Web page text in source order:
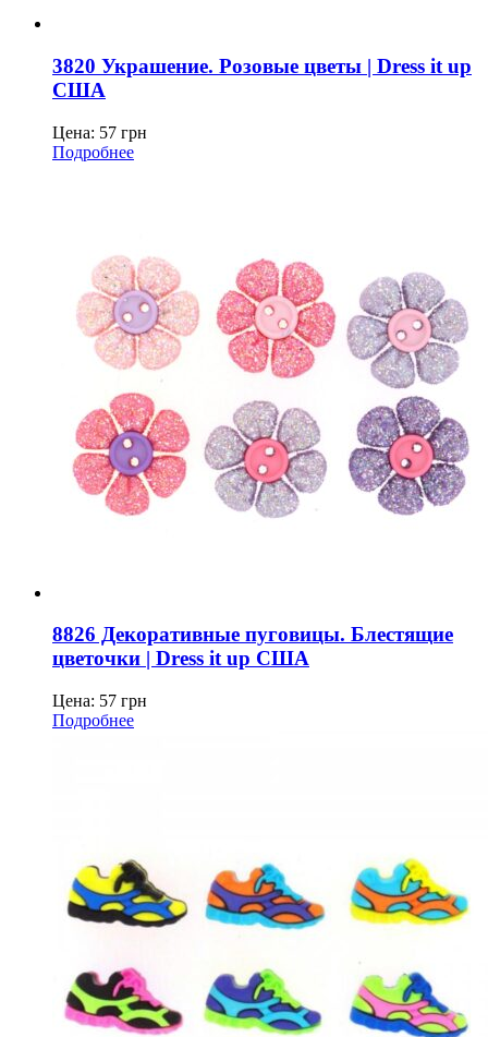
3820 Украшение. Розовые цветы | Dress it up
США
Цена: 57 грн
Подробнее
8826 Декоративные пуговицы. Блестящие
цветочки | Dress it up США
Цена: 57 грн
Подробнее